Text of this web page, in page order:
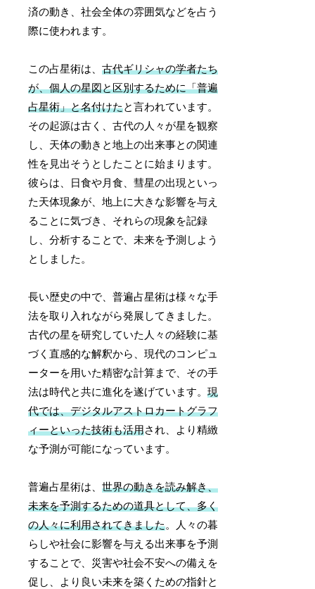
済の動き、社会全体の雰囲気などを占う
際に使われます。
この占星術は、古代ギリシャの学者たち
が、個人の星図と区別するために「普遍
占星術」と名付けたと言われています。
その起源は古く、古代の人々が星を観察
し、天体の動きと地上の出来事との関連
性を見出そうとしたことに始まります。
彼らは、日食や月食、彗星の出現といっ
た天体現象が、地上に大きな影響を与え
ることに気づき、それらの現象を記録
し、分析することで、未来を予測しよう
としました。
長い歴史の中で、普遍占星術は様々な手
法を取り入れながら発展してきました。
古代の星を研究していた人々の経験に基
づく直感的な解釈から、現代のコンピュ
ーターを用いた精密な計算まで、その手
法は時代と共に進化を遂げています。現
代では、デジタルアストロカートグラフ
ィーといった技術も活用され、より精緻
な予測が可能になっています。
普遍占星術は、世界の動きを読み解き、
未来を予測するための道具として、多く
の人々に利用されてきました。人々の暮
らしや社会に影響を与える出来事を予測
することで、災害や社会不安への備えを
促し、より良い未来を築くための指針と